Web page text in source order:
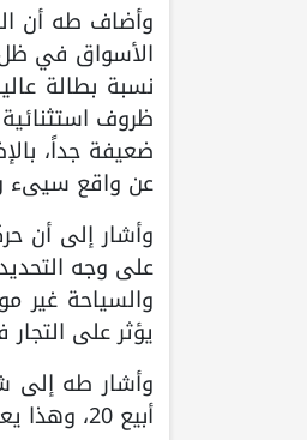
وأضاف طه أن
الأسواق في ظل
نسبة بطالة
ضعيفة جداً،
عن واقع سيىء
وأشار إلى أن
على وجه
والسياحة غير
يؤثر على
أبيع 20، وهذا يعبر عن الواقع."